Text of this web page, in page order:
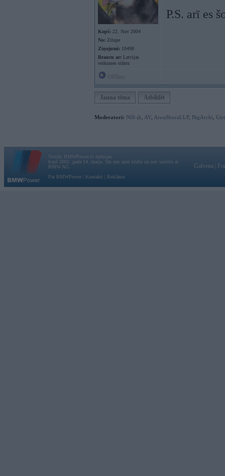
Kopš: 22. Nov 2004
No: Zilupe
Ziņojumi: 10498
Braucu ar: Latvijas
veiksmes stāstu
P.S. arī es
Jauna tēma Atbildēt
Moderatori: 968-jk AV AiwaShuraLLP, BigArchi
Vortāls BMWPower.lv darbojas
kopš 2002. gada 14. maija. Tas nav auto klubs un nav saistīts ar
BMW AG.
Par BMWPower
Kontakti Reklāma
Galvena